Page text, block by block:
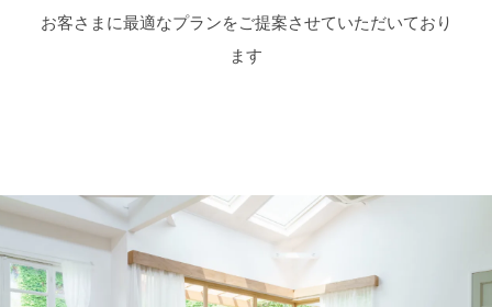
お客さまに最適なプランをご提案させていただいており
ます